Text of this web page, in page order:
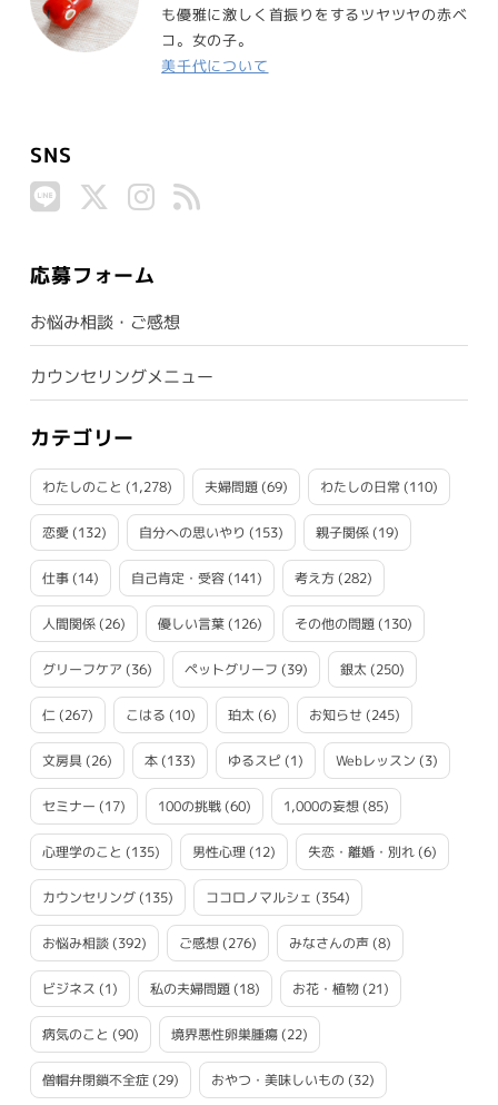
も優雅に激しく首振りをするツヤツヤの赤ベ
コ。女の子。
美千代について
SNS
応募フォーム
お悩み相談・ご感想
カウンセリングメニュー
カテゴリー
わたしのこと (1,278) 夫婦問題(69) わたしの日常(110)
恋愛 (132) 自分への思いやり (153) 親子関係(19)
仕事(14) 自己肯定・受容(141) 考え方(282)
人間関係(26) 優しい言葉(126) その他の問題(130)
グリーフケア (36) ペットグリーフ (39) 銀太 (250)
仁(267) こはる (10) 珀太 (6) お知らせ (245)
文房具(26) 本(133) ゆるスピ(1) Webレッスン (3)
セミナー (17) 100の挑戦(60) 1,000の妄想(85)
心理学のこと (135) 男性心理(12) 失恋・離婚・別れ(6)
カウンセリング(135) ココロノマルシェ (354)
お悩み相談(392) ご感想(276) みなさんの声(8)
ビジネス (1) 私の夫婦問題(18) お花・植物(21)
病気のこと (90) 境界悪性卵巣腫瘍(22)
僧帽弁閉鎖不全症(29) おやつ・美味しいもの (32)